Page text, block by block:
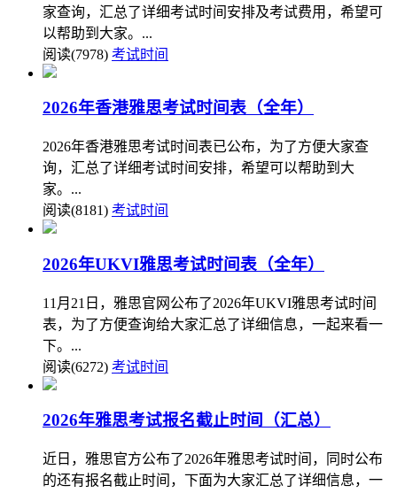
家查询，汇总了详细考试时间安排及考试费用，希望可
以帮助到大家。...
阅读(7978) 考试时间
2026年香港雅思考试时间表（全年）
2026年香港雅思考试时间表已公布，为了方便大家查
询，汇总了详细考试时间安排，希望可以帮助到大
家。...
阅读(8181) 考试时间
2026年UKVI雅思考试时间表（全年）
11月21日，雅思官网公布了2026年UKVI雅思考试时间
表，为了方便查询给大家汇总了详细信息，一起来看一
下。...
阅读(6272) 考试时间
2026年雅思考试报名截止时间（汇总）
近日，雅思官方公布了2026年雅思考试时间，同时公布
的还有报名截止时间，下面为大家汇总了详细信息，一